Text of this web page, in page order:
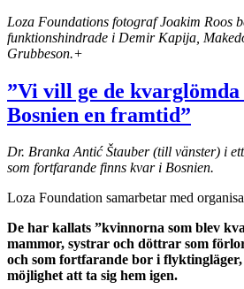
Loza Foundations fotograf Joakim Roos
funktionshindrade i Demir Kapija,
Grubbeson.+
”Vi vill ge de
Bosnien en framtid”
Dr. Branka Antić Štauber (till vänster) i
som fortfarande finns kvar i Bosnien.
Loza Foundation samarbetar med
De har kallats ”kvinnorna som blev
mammor, systrar och döttrar som
och som fortfarande bor i
möjlighet att ta sig hem igen.